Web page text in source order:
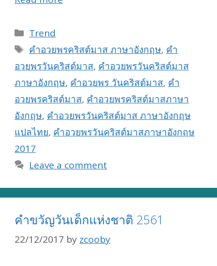
Categories
Trend
Tags
คำอวยพรคริสต์มาส ภาษาอังกฤษ, คำ
อวยพรวันคริสต์มาส, คำอวยพรวันคริสต์มาส
ภาษาอังกฤษ, คําอวยพร วันคริสต์มาส, คํา
อวยพรคริสต์มาส, คําอวยพรคริสต์มาสภาษา
อังกฤษ, คําอวยพรวันคริสต์มาส ภาษาอังกฤษ
แปลไทย, คําอวยพรวันคริสต์มาสภาษาอังกฤษ
2017
Leave a comment
คำขวัญวันเด็กแห่งชาติ 2561
22/12/2017 by zcooby